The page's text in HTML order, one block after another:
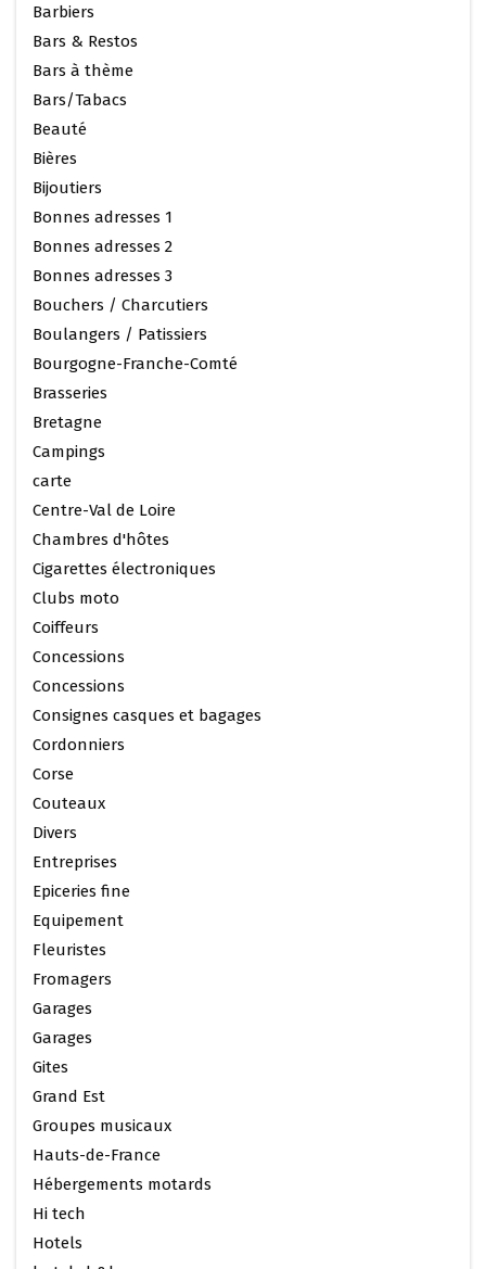
Barbiers
Bars & Restos
Bars à thème
Bars/Tabacs
Beauté
Bières
Bijoutiers
Bonnes adresses 1
Bonnes adresses 2
Bonnes adresses 3
Bouchers / Charcutiers
Boulangers / Patissiers
Bourgogne-Franche-Comté
Brasseries
Bretagne
Campings
carte
Centre-Val de Loire
Chambres d'hôtes
Cigarettes électroniques
Clubs moto
Coiffeurs
Concessions
Concessions
Consignes casques et bagages
Cordonniers
Corse
Couteaux
Divers
Entreprises
Epiceries fine
Equipement
Fleuristes
Fromagers
Garages
Garages
Gites
Grand Est
Groupes musicaux
Hauts-de-France
Hébergements motards
Hi tech
Hotels